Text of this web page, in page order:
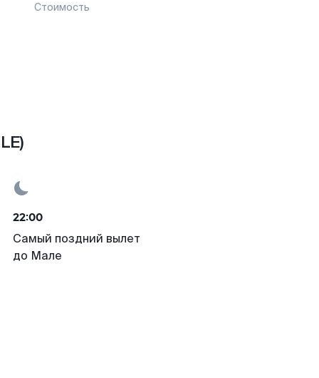
Стоимость
22:00
Самый поздний вылет
до Мале